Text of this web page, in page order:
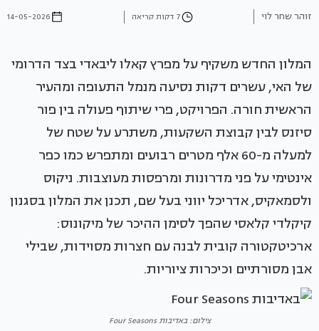
זוהר שחר לוי 7 דקות קריאה 14-05-2026
המלון החדש משקיף על מפרץ קאלו ליבאדי בצד הדרומי
של האי, עשרים דקות נסיעה מנמל התעופה ומהעיר
הראשית חורה. הפרויקט, פרי שיתוף פעולה בין פור
סיזנס לבין קבוצת השקעות, משתרע על שטח של
למעלה מ-60 אלף מטרים רבועים ומתפרש כמו כפר
אינטימי על פני מדרונות ומרפסות מעוצבות. ניקוס
ולסמאקיס, אדריכל יווני בעל שם, תכנן את המלון בסגנון
קיקלדי קלאסי שהפך לסימן ההיכר של מיקונוס:
ארכיטקטורה קובית לבנה עם חצרות מסוידות, שבילי
אבן מסורתיים וכיכרות ציוריות.
צילום: באדיבות Four Seasons